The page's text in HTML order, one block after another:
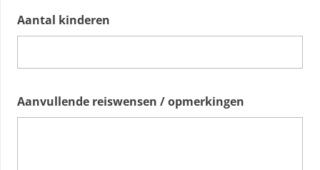
Aantal kinderen
Aanvullende reiswensen / opmerkingen